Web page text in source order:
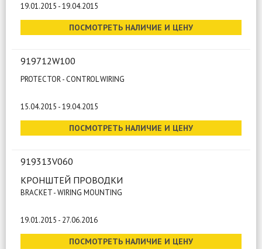
19.01.2015 - 19.04.2015
ПОСМОТРЕТЬ НАЛИЧИЕ И ЦЕНУ
919712W100
PROTECTOR - CONTROL WIRING
15.04.2015 - 19.04.2015
ПОСМОТРЕТЬ НАЛИЧИЕ И ЦЕНУ
919313V060
КРОНШТЕЙ ПРОВОДКИ
BRACKET - WIRING MOUNTING
19.01.2015 - 27.06.2016
ПОСМОТРЕТЬ НАЛИЧИЕ И ЦЕНУ